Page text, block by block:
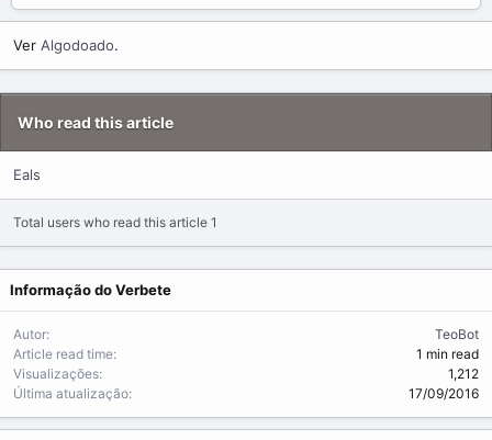
t
r
b
i
s
h
a
t
t
l
e
a
m
e
g
Ver Algodoado.
Who read this article
Eals
Total users who read this article 1
Informação do Verbete
Autor
TeoBot
Article read time
1 min read
Visualizações
1,212
Última atualização
17/09/2016